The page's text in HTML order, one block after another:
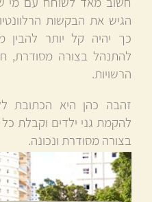
הגיש את הבקשות
כך יהיה קל יותר להבין
להתנהל בצורה מסודרת,
הרשויות.
זהבה כהן היא הכתובת
להקמת גני ילדים וקבלת
בצורה מסודרת ונכונה.